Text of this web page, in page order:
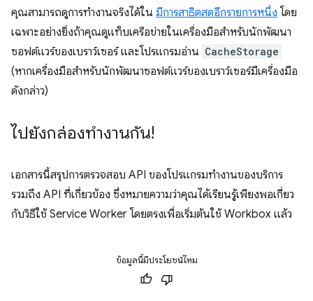
คุณสามารถดูการทำงานจริงได้ใน มีการสาธิตสดอีกรายการหนึ่ง โดย
เฉพาะอย่างยิ่งถ้าคุณดูแท็บเครือข่ายในเครื่องมือสำหรับนักพัฒนา
ซอฟต์แวร์ของเบราว์เซอร์ และโปรแกรมอ่าน CacheStorage
(หากเครื่องมือสำหรับนักพัฒนาซอฟต์แวร์ของเบราว์เซอร์มีเครื่องมือ
ดังกล่าว)
ไปยังกล่องทำงานกัน!
เอกสารนี้สรุปการตรวจสอบ API ของโปรแกรมทำงานของบริการ
รวมถึง API ที่เกี่ยวข้อง ซึ่งหมายความว่าคุณได้เรียนรู้เพียงพอเกี่ยว
กับวิธีใช้ Service Worker โดยตรงเพื่อเริ่มต้นใช้ Workbox แล้ว
ข้อมูลนี้มีประโยชน์ไหม